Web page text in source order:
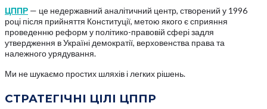
ЦППР — це недержавний аналітичний центр, створений у 1996
році після прийняття Конституції, метою якого є сприяння
проведенню реформ у політико-правовій сфері задля
утвердження в Україні демократії, верховенства права та
належного урядування.
Ми не шукаємо простих шляхів і легких рішень.
СТРАТЕГІЧНІ ЦІЛІ ЦППР